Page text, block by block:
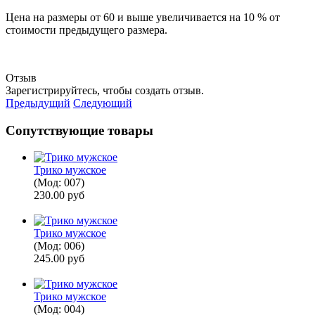
Цена на размеры от 60 и выше увеличивается на 10 % от
стоимости предыдущего размера.
Отзыв
Зарегистрируйтесь, чтобы создать отзыв.
Предыдущий Следующий
Сопутствующие товары
Трико мужское
(Мод: 007)
230.00 руб
Трико мужское
(Мод: 006)
245.00 руб
Трико мужское
(Мод: 004)